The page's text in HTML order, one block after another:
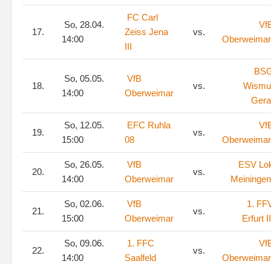
17.
So, 28.04.
14:00
FC Carl
Zeiss Jena
III
vs.
Oberweimar
18.
So, 05.05.
14:00
VfB
Oberweimar
vs.
Gera
19.
So, 12.05.
15:00
EFC Ruhla
08
vs.
Oberweimar
20.
So, 26.05.
14:00
VfB
Oberweimar
vs.
ESV
Meiningen
21.
So, 02.06.
15:00
VfB
Oberweimar
vs.
1.
Erfurt II
22.
So, 09.06.
14:00
1. FFC
Saalfeld
vs.
Oberweimar